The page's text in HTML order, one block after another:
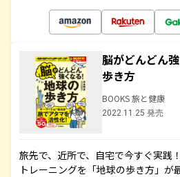
脳がどんどん
歩き方
BOOKS 旅と健康
2022.11.25 発売
旅先で、近所で、自宅で今すぐ実践
トレーニングを「地球の歩き方」が